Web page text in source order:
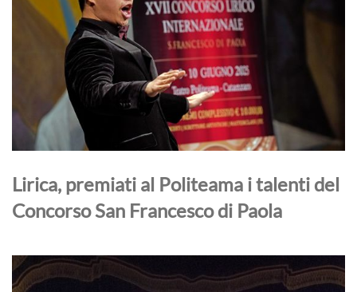
Lirica, premiati al Politeama i talenti del
Concorso San Francesco di Paola